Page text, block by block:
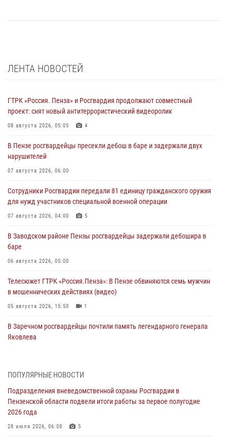
ЛЕНТА НОВОСТЕЙ
ГТРК «Россия. Пенза» и Росгвардия продолжают совместный
проект: снят новый антитеррористический видеоролик
08 августа 2026, 05:05 4
В Пензе росгвардейцы пресекли дебош в баре и задержали двух
нарушителей
07 августа 2026, 06:00
Сотрудники Росгвардии передали 81 единицу гражданского оружия
для нужд участников специальной военной операции
07 августа 2026, 04:00 5
В Заводском районе Пензы росгвардейцы задержали дебошира в
баре
06 августа 2026, 05:00
Телесюжет ГТРК «Россия.Пенза»: В Пензе обвиняются семь мужчин
в мошеннических действиях (видео)
05 августа 2026, 15:50 1
В Заречном росгвардейцы почтили память легендарного генерала
Яковлева
Сотрудники пензенского ОМОН «Страж» познакомили участников
05 августа 2026, 06:15
В Пензе сотрудники Росгвардии оказали помощь
дезориентированному пенсионеру
ПОПУЛЯРНЫЕ НОВОСТИ
Подразделения вневедомственной охраны Росгвардии в
Пензенской области подвели итоги работы за первое полугодие
2026 года
28 июля 2026, 06:08 5